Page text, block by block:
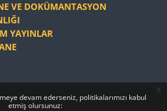
devam ederseniz, politikalarımızı kabul
etmiş olursunuz:
x
VE DOKÜMANTASYON
YAYINLAR